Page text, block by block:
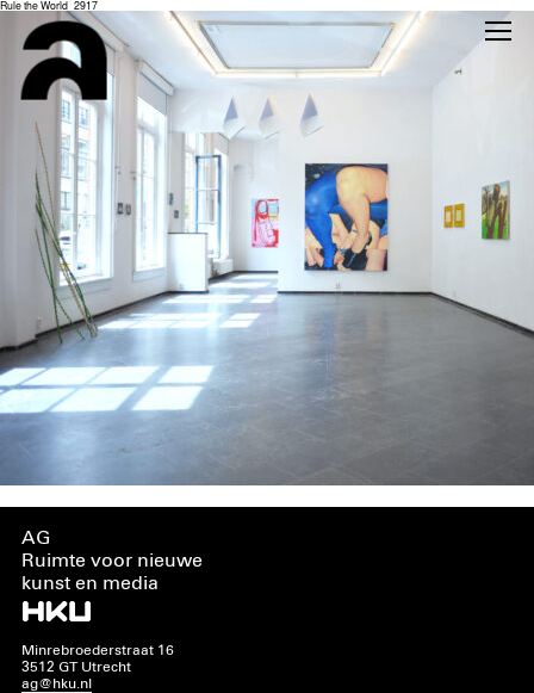
Rule the World_2917
AG
Ruimte voor nieuwe
kunst en media
Minrebroederstraat 16
3512 GT Utrecht
ag@hku.nl